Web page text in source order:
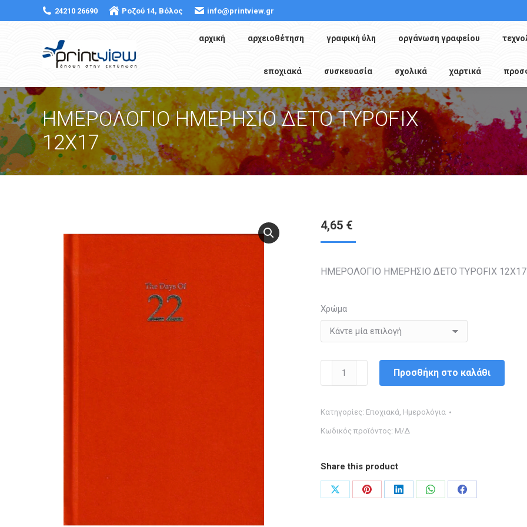
24210 26690 Ροζού 14, Βόλος info@printview.gr
αρχική αρχειοθέτηση γραφική ύλη οργάνωση γραφείου
εποχιακά συσκευασία σχολικά χαρτικά
ΗΜΕΡΟΛΟΓΙΟ ΗΜΕΡΗΣΙΟ ΔΕΤΟ TYPOFIX
12Χ17
You are here:
4,65 €
ΗΜΕΡΟΛΟΓΙΟ ΗΜΕΡΗΣΙΟ ΔΕΤΟ TYPOFIX 12Χ17
Χρώμα
ΗΜΕΡΟΛΟΓΙΟ
ΗΜΕΡΗΣΙΟ
TYPOFIX
12Χ17
Προσθήκη στο καλάθι
Κατηγορίες: Εποχιακά, Ημερολόγια
Κωδικός προϊόντος: Μ/Δ
Share this product
Share
Share
Share
Share
Share